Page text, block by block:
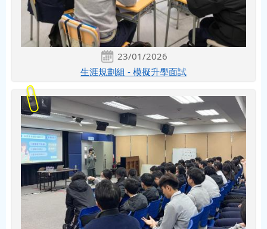
23/01/2026
生涯規劃組 - 模擬升學面試